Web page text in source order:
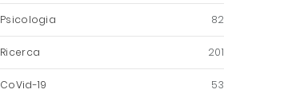
Psicologia 82
Ricerca 201
CoVid-19 53